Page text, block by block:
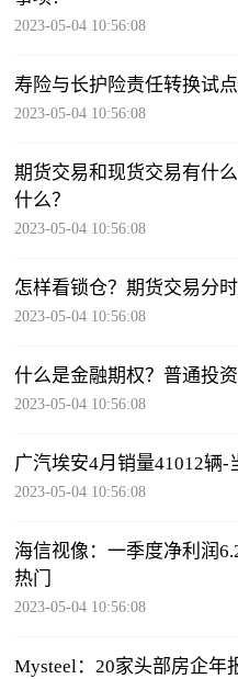
2023-05-04 10:56:08
寿险与长护险责任转换试
2023-05-04 10:56:08
期货交易和现货交易有什
什么？
2023-05-04 10:56:08
怎样看锁仓？期货交易分时
2023-05-04 10:56:08
什么是金融期权？普通投
2023-05-04 10:56:08
广汽埃安4月销量41012辆-
2023-05-04 10:56:08
海信视像：一季度净利润
热门
2023-05-04 10:56:08
Mysteel：20家头部房企年